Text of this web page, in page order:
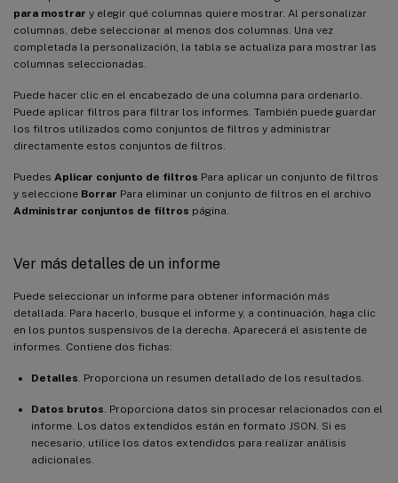
para mostrar y elegir qué columnas quiere mostrar. Al personalizar
columnas, debe seleccionar al menos dos columnas. Una vez
completada la personalización, la tabla se actualiza para mostrar las
columnas seleccionadas.
Puede hacer clic en el encabezado de una columna para ordenarlo.
Puede aplicar filtros para filtrar los informes. También puede guardar
los filtros utilizados como conjuntos de filtros y administrar
directamente estos conjuntos de filtros.
Puedes Aplicar conjunto de filtros Para aplicar un conjunto de filtros
y seleccione Borrar Para eliminar un conjunto de filtros en el archivo
Administrar conjuntos de filtros página.
Ver más detalles de un informe
Puede seleccionar un informe para obtener información más
detallada. Para hacerlo, busque el informe y, a continuación, haga clic
en los puntos suspensivos de la derecha. Aparecerá el asistente de
informes. Contiene dos fichas:
Detalles . Proporciona un resumen detallado de los resultados.
Datos brutos . Proporciona datos sin procesar relacionados con el
informe. Los datos extendidos están en formato JSON. Si es
necesario, utilice los datos extendidos para realizar análisis
adicionales.